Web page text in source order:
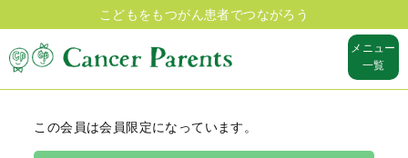
こどもをもつがん患者でつながろう
メニュー
一覧
この会員は会員限定になっています。